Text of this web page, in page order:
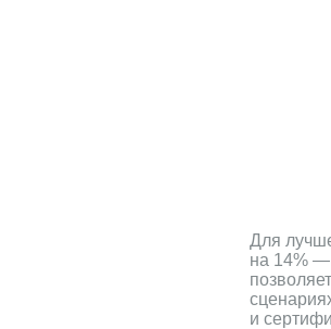
Для
на 14% —
и